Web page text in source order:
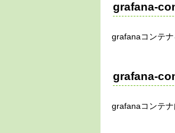
grafana-
grafanaコンテナ
grafana-
grafanaコンテナ